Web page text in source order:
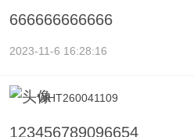
666666666666
2023-11-6 16:28:16
WHT260041109
123456789096654